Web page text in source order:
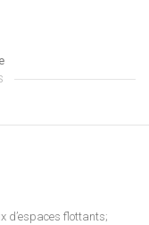
d’espaces flottants;